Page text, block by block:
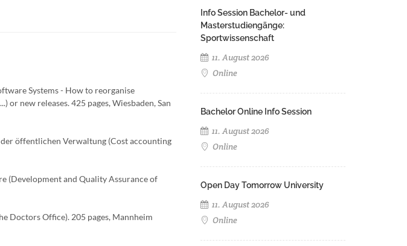
Systems - How to reorganise
or new releases. 425 pages, Wiesbaden, San
öffentlichen Verwaltung (Cost accounting
(Development and Quality Assurance of
Doctors Office). 205 pages, Mannheim
Info Session Bachelor- und
Masterstudiengänge:
Sportwissenschaft
11. August 2026
Online
Bachelor Online Info Session
11. August 2026
Online
Open Day Tomorrow University
11. August 2026
Online